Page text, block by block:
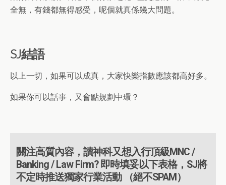
全無，有錢都無得感受，呢個就真係幾大問題。
SJ結語
以上一切，如果可以成真，大家快樂指數應該都高好多。
如果你可以話事，又會點規劃中環？
關注高質內容，讀神科又想入行頂級MNC /
Banking / Law Firm? 即時填妥以下表格，SJ將
不定時推送獨家行業活動 （絕不SPAM）